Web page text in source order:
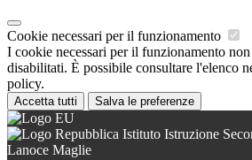
Cookie necessari per il funzionamento
I cookie necessari per il funzionamento non
disabilitati. È possibile consultare l'elenco
policy.
Accetta tutti Salva le preferenze
Istituto Istruzione
Lanoce Maglie